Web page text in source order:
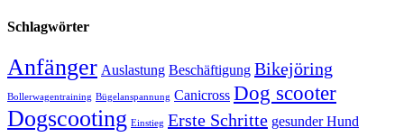
Schlagwörter
Anfänger Auslastung Beschäftigung Bikejöring
Bollerwagentraining Bügelanspannung Canicross Dog scooter
Dogscooting Einstieg Erste Schritte gesunder Hund